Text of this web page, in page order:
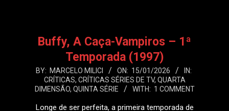
Buffy, A Caça-Vampiros – 1ª
Temporada (1997)
2026-
BY: MARCELO MILICI ON: 15/01/2026
IN:
CRÍTICAS, CRÍTICAS SÉRIES DE TV, QUARTA
DIMENSÃO, QUINTA SÉRIE WITH: 1 COMMENT
Longe de ser perfeita, a primeira temporada de